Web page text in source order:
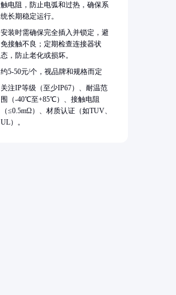
触电阻，防止电弧和过热，确保系
统长期稳定运行。
安装时需确保完全插入并锁定，避
免接触不良；定期检查连接器状
态，防止老化或损坏。
约5-50元/个，视品牌和规格而定
关注IP等级（至少IP67）、耐温范
围（-40℃至+85℃）、接触电阻
（≤0.5mΩ）、材质认证（如TUV、
UL）。